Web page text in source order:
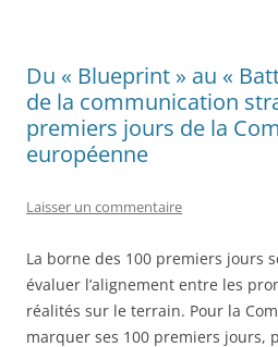
Du « Blueprint » au «
de la communication
premiers jours de la
européenne
Laisser un commentaire
La borne des 100 premiers jours
évaluer l’alignement entre les
réalités sur le terrain. Pour la
marquer ses 100 premiers jours,